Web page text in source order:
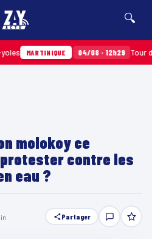
🔍
MARTINIQUE 04/08 · 12h29 Tour des
molokoy ce
contre les
eau ?
Partager